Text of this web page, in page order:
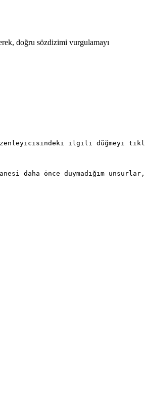
doğru sözdizimi vurgulamayı
ilgili düğmeyi
daha önce duymadığım